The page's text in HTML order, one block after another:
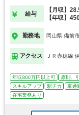
給与
【月収】
【年収】
勤務地 岡山県 備前
アクセス ＪＲ赤穂線
年収800万円以上可 原則、
スキルアップ
駅チカ 車通
在宅業務あり